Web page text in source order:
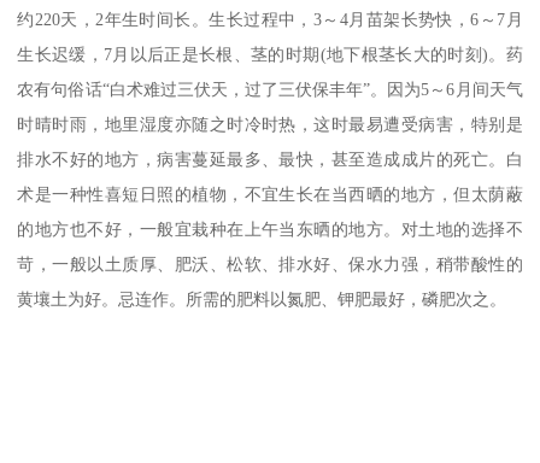
约220天，2年生时间长。生长过程中，3～4月苗架长势快，6～7月
生长迟缓，7月以后正是长根、茎的时期(地下根茎长大的时刻)。药
农有句俗话“白术难过三伏天，过了三伏保丰年”。因为5～6月间天气
时晴时雨，地里湿度亦随之时冷时热，这时最易遭受病害，特别是
排水不好的地方，病害蔓延最多、最快，甚至造成成片的死亡。白
术是一种性喜短日照的植物，不宜生长在当西晒的地方，但太荫蔽
的地方也不好，一般宜栽种在上午当东晒的地方。对土地的选择不
苛，一般以土质厚、肥沃、松软、排水好、保水力强，稍带酸性的
黄壤土为好。忌连作。所需的肥料以氮肥、钾肥最好，磷肥次之。